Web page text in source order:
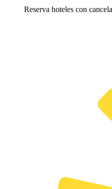
Reserva hoteles con